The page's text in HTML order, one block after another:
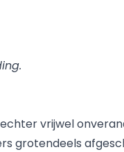
vrijwel
grotendeels